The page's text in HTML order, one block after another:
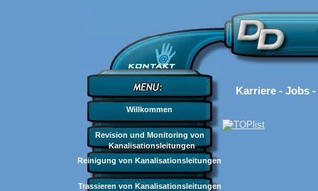
Karriere - Jobs
Willkommen
Revision und Monitoring von
Kanalisationsleitungen
Reinigung von Kanalisationsleitungen
Trassieren von Kanalisationsleitungen